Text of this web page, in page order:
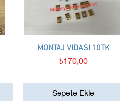
Hızlı Bakış
MONTAJ VIDASI 10TK
Fiyat
₺170,00
Sepete Ekle